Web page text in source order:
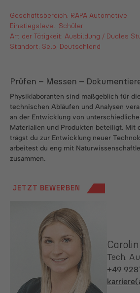
Geschäftsbereich: RAPA Automotive
Einstiegslevel: Schüler
Art der Tätigkeit: Ausbildung / Duales
Standort: Selb, Deutschland
Prüfen – Messen –
Physiklaboranten sind maßgeblich für
technischen Abläufen und Analysen
an der Entwicklung von
Materialien und Produkten beteiligt. Mit
trägst du zur Entwicklung neuer
arbeitest du eng mit
zusammen.
JETZT BEWERBEN
Tech.
+49